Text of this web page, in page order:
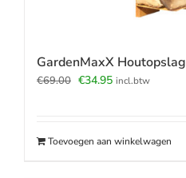
GardenMaxX
€69.00 Oorspronkelijke
€34.95Huidige
incl.btw
Toevoegen aan winkelwagen